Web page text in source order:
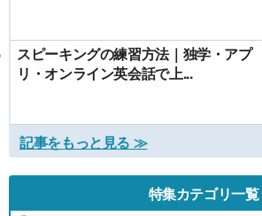
スピーキングの練習方法｜独学・アプ
リ・オンライン英会話で上...
記事をもっと見る ≫
特集カテゴリ一覧